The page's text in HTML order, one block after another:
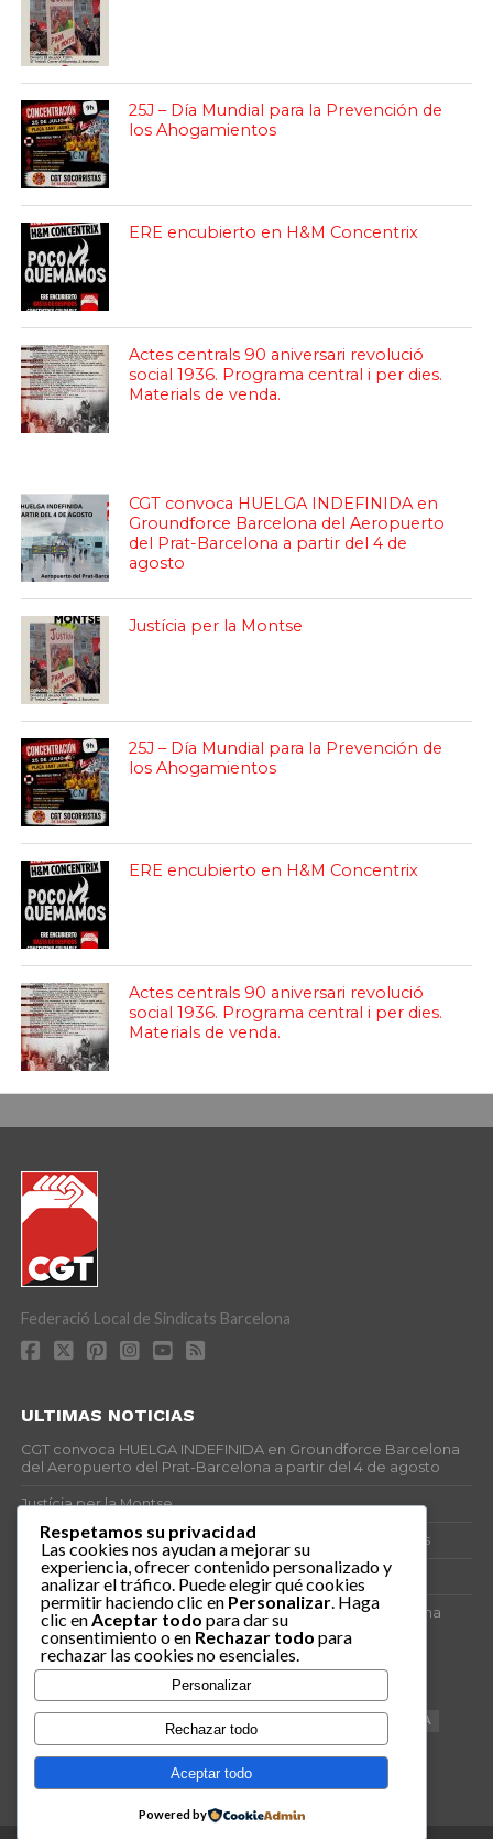
25J – Día Mundial para la Prevención de
los Ahogamientos
ERE encubierto en H&M Concentrix
Actes centrals 90 aniversari revolució
social 1936. Programa central i per dies.
Materials de venda.
CGT convoca HUELGA INDEFINIDA en
Groundforce Barcelona del Aeropuerto
del Prat-Barcelona a partir del 4 de
agosto
Justícia per la Montse
25J – Día Mundial para la Prevención de
los Ahogamientos
ERE encubierto en H&M Concentrix
Actes centrals 90 aniversari revolució
social 1936. Programa central i per dies.
Materials de venda.
Federació Local de Sindicats Barcelona
ULTIMAS NOTICIAS
CGT convoca HUELGA INDEFINIDA en Groundforce Barcelona
del Aeropuerto del Prat-Barcelona a partir del 4 de agosto
Justícia per la Montse
25J – Día Mundial para la Prevención de los Ahogamientos
ERE encubierto en H&M Concentrix
Actes centrals 90 aniversari revolució social 1936. Programa
central i per dies. Materials de venda.
VAGA TELEMARKETING NETEJA
CONFERENCIA
DOCUMENTAL
SANITAT CATSALUT 061 ANTI-MWC
Respetamos su privacidad
Las cookies nos ayudan a mejorar su
experiencia, ofrecer contenido personalizado y
analizar el tráfico. Puede elegir qué cookies
permitir haciendo clic en Personalizar . Haga
clic en Aceptar todo para dar su
consentimiento o en Rechazar todo para
rechazar las cookies no esenciales.
Personalizar
Rechazar todo
Aceptar todo
Powered by